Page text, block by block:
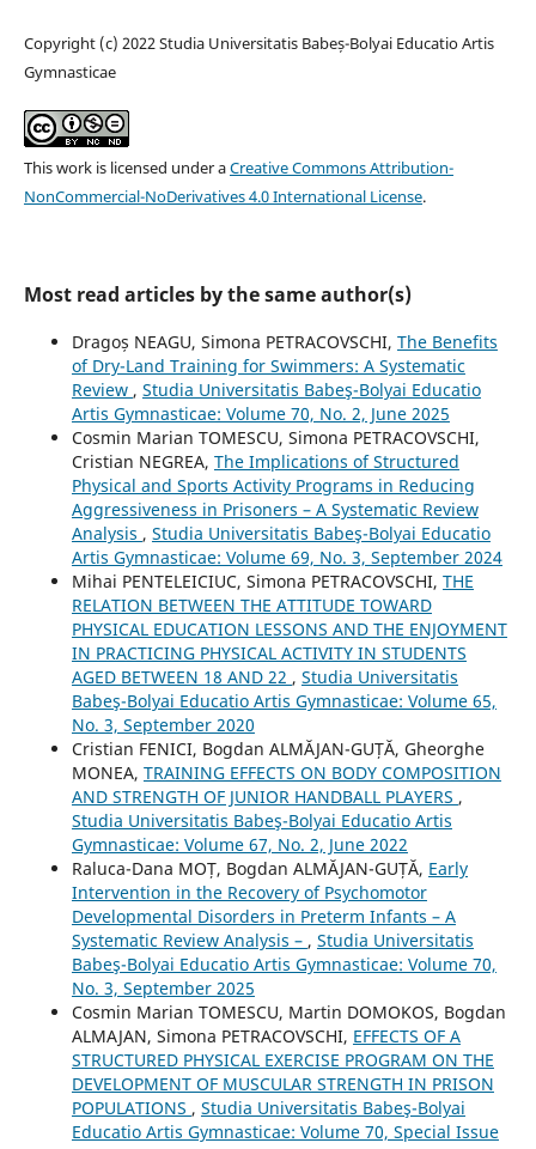
Copyright (c) 2022 Studia Universitatis Babeș-Bolyai Educatio Artis
Gymnasticae
This work is licensed under aCreative Commons Attribution-
NonCommercial-NoDerivatives 4.0 International License.
Most read articles by the same author(s)
Dragoș NEAGU, Simona PETRACOVSCHI, The Benefits
of Dry-Land Training for Swimmers: A Systematic
Review , Studia Universitatis Babeş-Bolyai Educatio
Artis Gymnasticae: Volume 70, No. 2, June 2025
Cosmin Marian TOMESCU, Simona PETRACOVSCHI,
Cristian NEGREA, The Implications of Structured
Physical and Sports Activity Programs in Reducing
Aggressiveness in Prisoners – A Systematic Review
Analysis , Studia Universitatis Babeş-Bolyai Educatio
Artis Gymnasticae: Volume 69, No. 3, September 2024
Mihai PENTELEICIUC, Simona PETRACOVSCHI, THE
RELATION BETWEEN THE ATTITUDE TOWARD
PHYSICAL EDUCATION LESSONS AND THE ENJOYMENT
IN PRACTICING PHYSICAL ACTIVITY IN STUDENTS
AGED BETWEEN 18 AND 22 , Studia Universitatis
Babeş-Bolyai Educatio Artis Gymnasticae: Volume 65,
No. 3, September 2020
Cristian FENICI, Bogdan ALMĂJAN-GUȚĂ, Gheorghe
MONEA, TRAINING EFFECTS ON BODY COMPOSITION
AND STRENGTH OF JUNIOR HANDBALL PLAYERS ,
Studia Universitatis Babeş-Bolyai Educatio Artis
Gymnasticae: Volume 67, No. 2, June 2022
Raluca-Dana MOȚ, Bogdan ALMĂJAN-GUȚĂ, Early
Intervention in the Recovery of Psychomotor
Developmental Disorders in Preterm Infants – A
Systematic Review Analysis – , Studia Universitatis
Babeş-Bolyai Educatio Artis Gymnasticae: Volume 70,
No. 3, September 2025
Cosmin Marian TOMESCU, Martin DOMOKOS, Bogdan
ALMAJAN, Simona PETRACOVSCHI, EFFECTS OF A
STRUCTURED PHYSICAL EXERCISE PROGRAM ON THE
DEVELOPMENT OF MUSCULAR STRENGTH IN PRISON
POPULATIONS , Studia Universitatis Babeş-Bolyai
Educatio Artis Gymnasticae: Volume 70, Special Issue